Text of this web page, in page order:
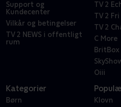
Support og
Kundecenter
Vilkår og betingelser
TV 2 NEWS i offentligt
rum
TV 2
TV 2 Fri
TV 2
C More
BritBox
Oiii
Kategorier
Børn
Klovn